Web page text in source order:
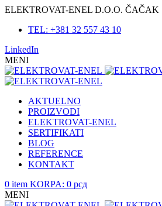
ELEKTROVAT-ENEL D.O.O. ČAČAK
TEL: +381 32 557 43 10
LinkedIn
MENI
AKTUELNO
PROIZVODI
ELEKTROVAT-ENEL
SERTIFIKATI
BLOG
REFERENCE
KONTAKT
0 item KORPA: 0 рсд
MENI